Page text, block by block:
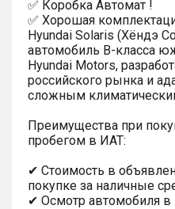
✅ Коробка Автомат !
✅ Хорошая
Hyundai Solaris (Хёндэ
автомобиль B-класса
Hyundai Motors,
российского рынка и
сложным
Преимущества при
пробегом в ИАТ:
✔ Стоимость в
покупке за наличные
✔ Осмотр автомобиля